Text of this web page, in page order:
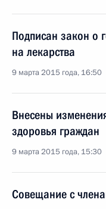
Подписан закон о
на лекарства
9 марта 2015 года, 16:50
Внесены
здоровья граждан
9 марта 2015 года, 15:30
Совещание с